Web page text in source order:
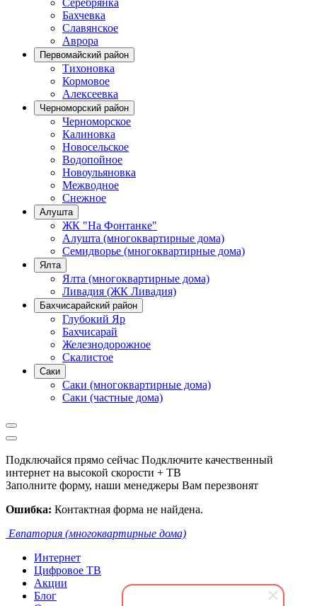
Бахчевка
Славянское
Аврора
Первомайский район
Тихоновка
Кормовое
Алексеевка
Черноморский район
Черноморское
Калиновка
Новосельское
Водопойное
Новоульяновка
Межводное
Снежное
Алушта
ЖК "На Фонтанке"
Алушта (многоквартирные дома)
Семидворье (многоквартирные дома)
Ялта
Ялта (многоквартирные дома)
Ливадия (ЖК Ливадия)
Бахчисарайский район
Глубокий Яр
Бахчисарай
Железнодорожное
Скалистое
Саки
Саки (многоквартирные дома)
Саки (частные дома)
Подключайся прямо сейчас Подключите качественный
интернет на высокой скорости + ТВ
Заполните форму, наши менеджеры Вам перезвонят
Ошибка: Контактная форма не найдена.
Евпатория (многоквартирные дома)
Интернет
Цифровое ТВ
Акции
Блог